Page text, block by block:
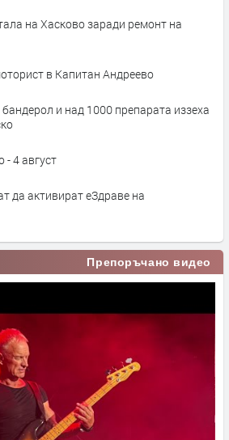
на Хасково заради ремонт на
в Капитан Андреево
и над 1000 препарата иззеха
- 4 август
да активират еЗдраве на
Препоръчано видео